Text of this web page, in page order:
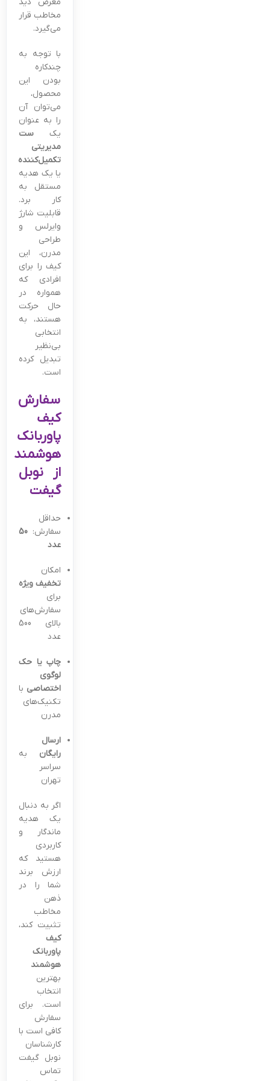
معرض دید
مخاطب قرار
می‌گیرد.
با توجه به
چندکاره
بودن این
محصول،
می‌توان آن
را به عنوان
یک ست
مدیریتی
تکمیل‌کننده
یا یک هدیه
مستقل به
کار برد.
قابلیت شارژ
وایرلس و
طراحی
مدرن، این
کیف را برای
افرادی که
همواره در
حال حرکت
هستند، به
انتخابی
بی‌نظیر
تبدیل کرده
است.
سفارش
کیف
پاوربانک
هوشمند
از نوبل
گیفت
حداقل
سفارش: 50
عدد
امکان
تخفیف ویژه
برای
سفارش‌های
بالای 500
عدد
چاپ یا حک
لوگوی
اختصاصی با
تکنیک‌های
مدرن
ارسال
رایگان به
سراسر
تهران
اگر به دنبال
یک هدیه
ماندگار و
کاربردی
هستید که
ارزش برند
شما را در
ذهن
مخاطب
تثبیت کند،
کیف
پاوربانک
هوشمند
بهترین
انتخاب
است. برای
سفارش
کافی است با
کارشناسان
نوبل گیفت
تماس